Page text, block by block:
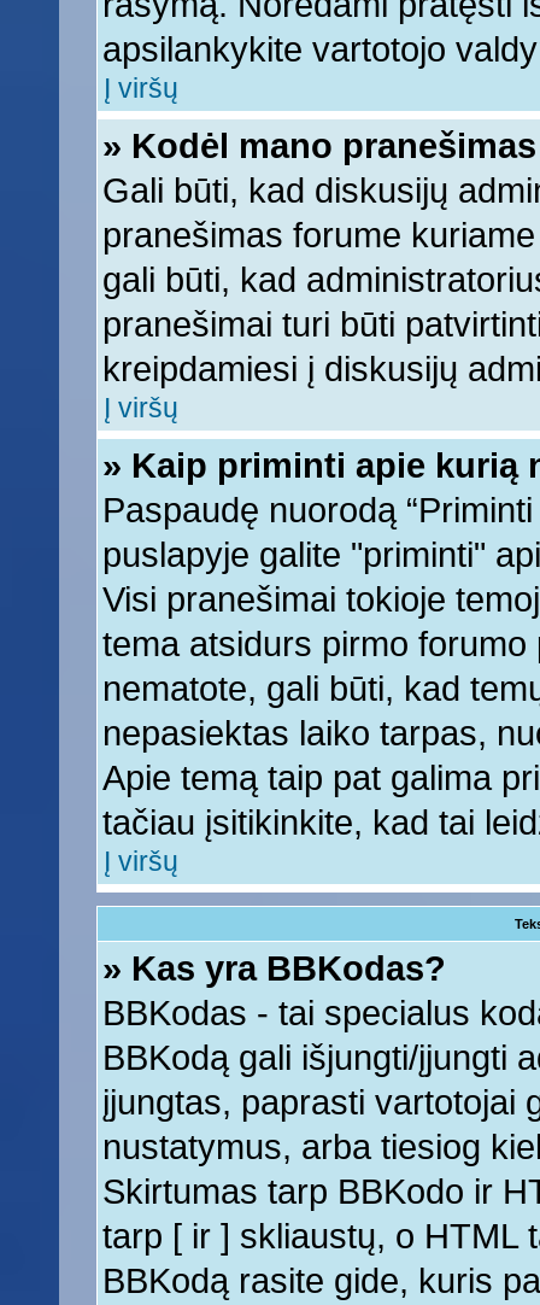
apsilankykite vartotojo
Į viršų
» Kodėl mano
Gali būti, kad diskusijų
pranešimas forume
gali būti, kad
pranešimai turi būti
kreipdamiesi į diskusijų
Į viršų
» Kaip priminti apie kurią
Paspaudę nuorodą
puslapyje galite "priminti"
Visi pranešimai tokioje
tema atsidurs pirmo
nematote, gali būti, kad
nepasiektas laiko tarpas,
Apie temą taip pat galima
tačiau įsitikinkite, kad tai
Į viršų
» Kas yra BBKodas?
BBKodas - tai specialus
BBKodą gali išjungti/įjungti
įjungtas, paprasti vartotojai
nustatymus, arba tiesiog
Skirtumas tarp BBKodo ir
tarp [ ir ] skliaustų, o HTML
BBKodą rasite gide, kuris